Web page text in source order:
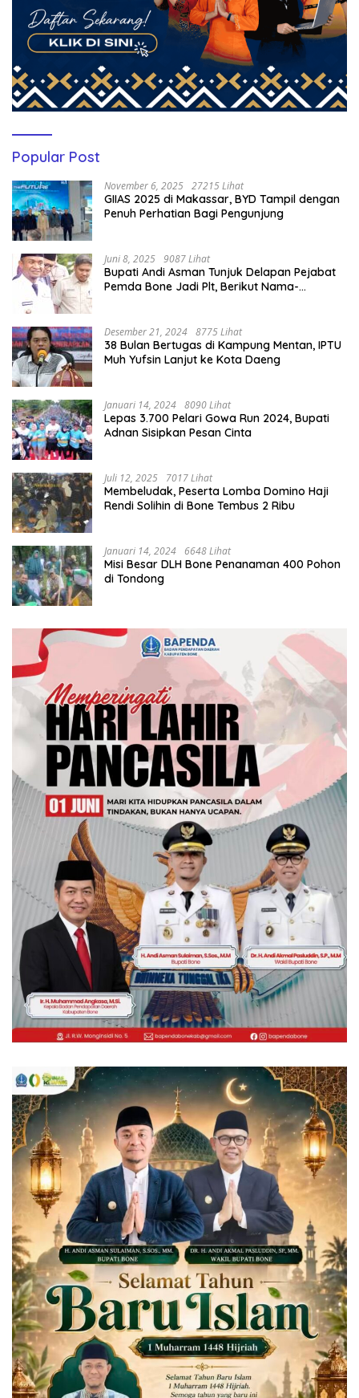
Popular Post
November 6, 2025 27215 Lihat
GIIAS 2025 di Makassar, BYD Tampil dengan
Penuh Perhatian Bagi Pengunjung
Juni 8, 2025 9087 Lihat
Bupati Andi Asman Tunjuk Delapan Pejabat
Pemda Bone Jadi Plt, Berikut Nama-
Desember 21, 2024 8775 Lihat
38 Bulan Bertugas di Kampung Mentan, IPTU
Muh Yufsin Lanjut ke Kota Daeng
Januari 14, 2024 8090 Lihat
Lepas 3.700 Pelari Gowa Run 2024, Bupati
Adnan Sisipkan Pesan Cinta
Juli 12, 2025 7017 Lihat
Membeludak, Peserta Lomba Domino Haji
Rendi Solihin di Bone Tembus 2 Ribu
Januari 14, 2024 6648 Lihat
Misi Besar DLH Bone Penanaman 400 Pohon
di Tondong